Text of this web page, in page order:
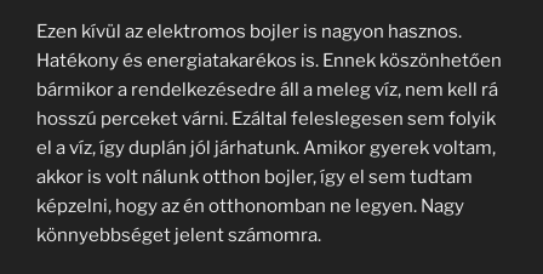
Ezen kívül az elektromos bojler is nagyon hasznos.
Hatékony és energiatakarékos is. Ennek köszönhetően
bármikor a rendelkezésedre áll a meleg víz, nem kell rá
hosszú perceket várni. Ezáltal feleslegesen sem folyik
el a víz, így duplán jól járhatunk. Amikor gyerek voltam,
akkor is volt nálunk otthon bojler, így el sem tudtam
képzelni, hogy az én otthonomban ne legyen. Nagy
könnyebbséget jelent számomra.